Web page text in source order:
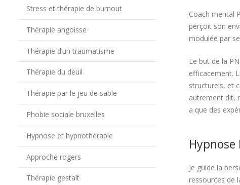
Coach mental
perçoit son
modulée par
Le but de la
efficacement.
structurels, et
autrement dit,
a que des
Hypnose
Je guide la
ressources de
Stress et thérapie de burnout
Thérapie angoisse
Thérapie d’un traumatisme
Thérapie du deuil
Thérapie par le jeu de sable
Phobie sociale bruxelles
Hypnose et hypnothérapie
Approche rogers
Thérapie gestalt